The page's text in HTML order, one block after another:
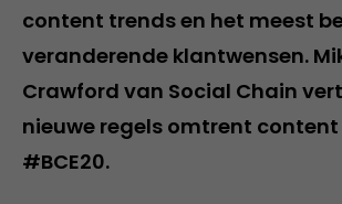
content trends en het meest
veranderende klantwensen.
Crawford van Social Chain
nieuwe regels omtrent
#BCE20.